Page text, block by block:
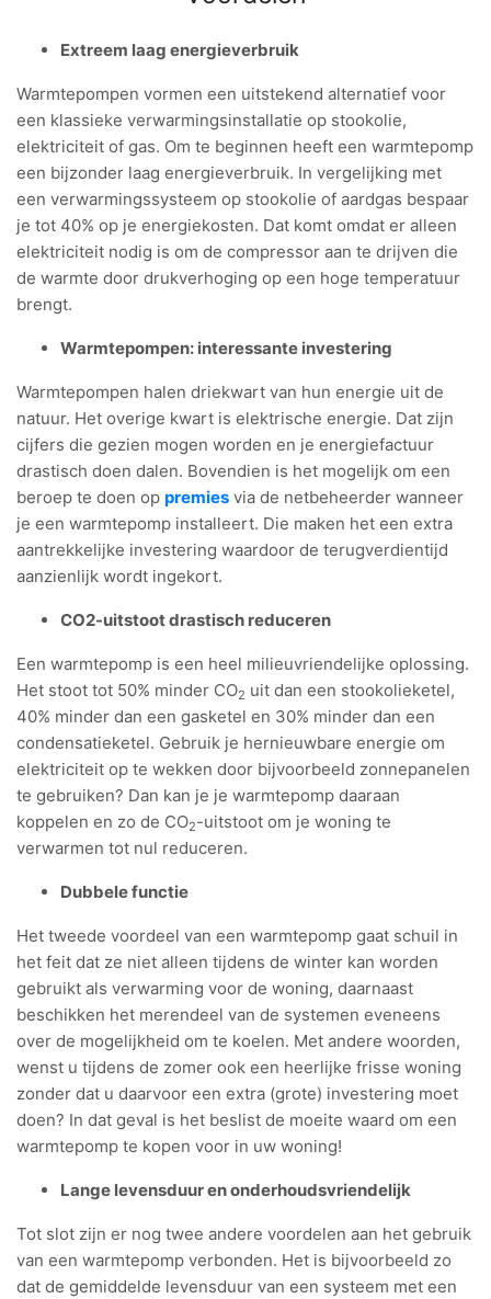
Extreem laag energieverbruik
Warmtepompen vormen een uitstekend alternatief voor
een klassieke verwarmingsinstallatie op stookolie,
elektriciteit of gas. Om te beginnen heeft een warmtepomp
een bijzonder laag energieverbruik. In vergelijking met
een verwarmingssysteem op stookolie of aardgas bespaar
je tot 40% op je energiekosten. Dat komt omdat er alleen
elektriciteit nodig is om de compressor aan te drijven die
de warmte door drukverhoging op een hoge temperatuur
brengt.
Warmtepompen: interessante investering
Warmtepompen halen driekwart van hun energie uit de
natuur. Het overige kwart is elektrische energie. Dat zijn
cijfers die gezien mogen worden en je energiefactuur
drastisch doen dalen. Bovendien is het mogelijk om een
beroep te doen op premies via de netbeheerder wanneer
je een warmtepomp installeert. Die maken het een extra
aantrekkelijke investering waardoor de terugverdientijd
aanzienlijk wordt ingekort.
CO2-uitstoot drastisch reduceren
Een warmtepomp is een heel milieuvriendelijke oplossing.
Het stoot tot 50% minder CO2 uit dan een stookolieketel,
40% minder dan een gasketel en 30% minder dan een
condensatieketel. Gebruik je hernieuwbare energie om
elektriciteit op te wekken door bijvoorbeeld zonnepanelen
te gebruiken? Dan kan je je warmtepomp daaraan
koppelen en zo de CO2-uitstoot om je woning te
verwarmen tot nul reduceren.
Dubbele functie
Het tweede voordeel van een warmtepomp gaat schuil in
het feit dat ze niet alleen tijdens de winter kan worden
gebruikt als verwarming voor de woning, daarnaast
beschikken het merendeel van de systemen eveneens
over de mogelijkheid om te koelen. Met andere woorden,
wenst u tijdens de zomer ook een heerlijke frisse woning
zonder dat u daarvoor een extra (grote) investering moet
doen? In dat geval is het beslist de moeite waard om een
warmtepomp te kopen voor in uw woning!
Lange levensduur en onderhoudsvriendelijk
Tot slot zijn er nog twee andere voordelen aan het gebruik
van een warmtepomp verbonden. Het is bijvoorbeeld zo
dat de gemiddelde levensduur van een systeem met een